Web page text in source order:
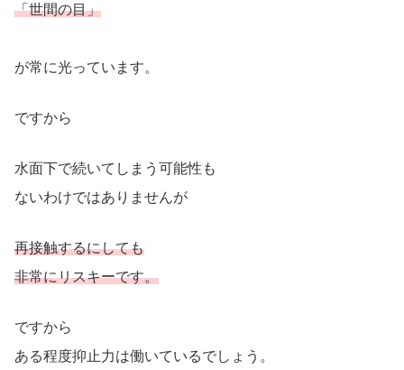
「世間の目」
が常に光っています。
ですから
水面下で続いてしまう可能性も
ないわけではありませんが
再接触するにしても
非常にリスキーです。
ですから
ある程度抑止力は働いているでしょう。